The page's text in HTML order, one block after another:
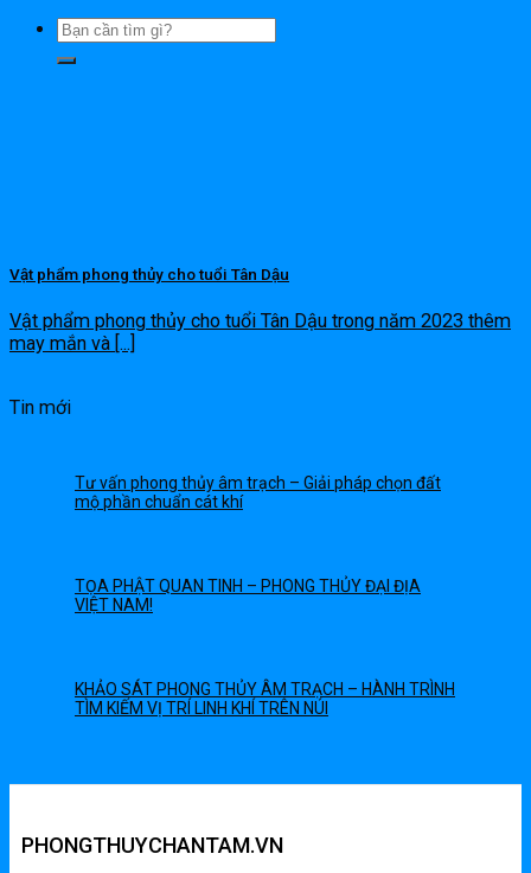
Vật phẩm phong thủy cho tuổi Tân Dậu
Vật phẩm phong thủy cho tuổi Tân Dậu trong năm 2023 thêm
may mắn và [...]
Tin mới
Tư vấn phong thủy âm trạch – Giải pháp chọn đất
mộ phần chuẩn cát khí
TỌA PHẬT QUAN TINH – PHONG THỦY ĐẠI ĐỊA
VIỆT NAM!
KHẢO SÁT PHONG THỦY ÂM TRẠCH – HÀNH TRÌNH
TÌM KIẾM VỊ TRÍ LINH KHÍ TRÊN NÚI
PHONGTHUYCHANTAM.VN